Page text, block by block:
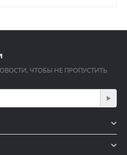
ЧТОБЫ НЕ ПРОПУСТИТЬ